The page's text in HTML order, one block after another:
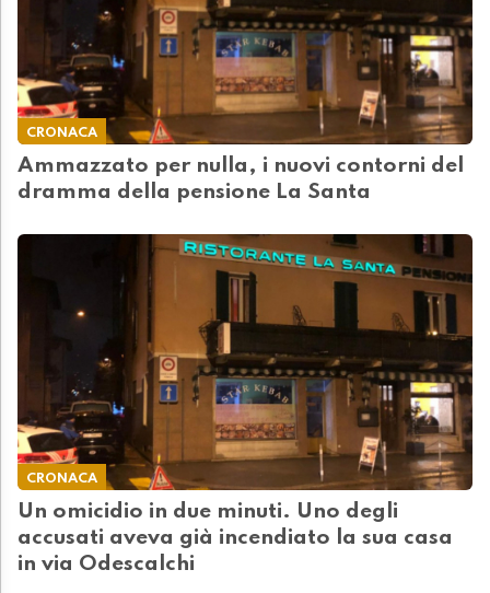
CRONACA
Ammazzato per nulla, i nuovi contorni del
dramma della pensione La Santa
CRONACA
Un omicidio in due minuti. Uno degli
accusati aveva già incendiato la sua casa
in via Odescalchi